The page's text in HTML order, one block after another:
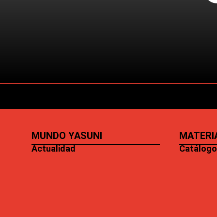
MUNDO YASUNI
Actualidad Catálogo